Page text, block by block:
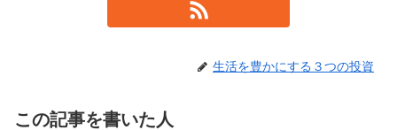
生活を豊かにする３つの投資
この記事を書いた人